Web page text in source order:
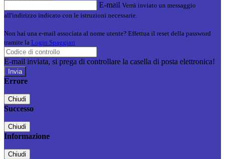
E-mail Verrà inviato un messaggio
all'indirizzo indicato con le istruzioni necessarie.
Non hai una e-mail associata al nome utente? Effettua il reset della password
tramite la Login Spaggiari
E-mail inviata, si prega di controllare la casella di posta elettronica!
Errore
Chiudi
Successo
Chiudi
Informazione
Chiudi